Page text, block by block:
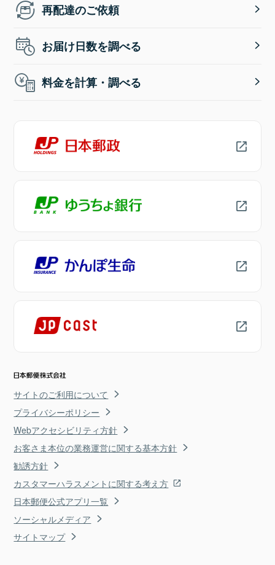
再配達のご依頼
お届け日数を調べる
料金を計算・調べる
サイトのご利用について
プライバシーポリシー
Webアクセシビリティ方針
お客さま本位の業務運営に関する基本方針
勧誘方針
カスタマーハラスメントに関する考え方
日本郵便公式アプリ一覧
ソーシャルメディア
サイトマップ